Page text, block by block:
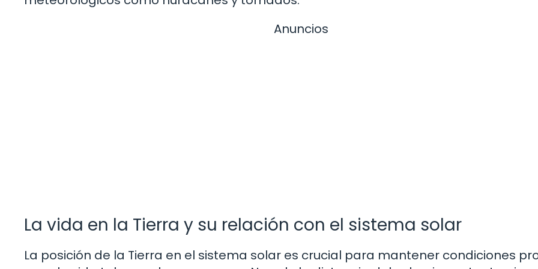
Anuncios
La vida en la Tierra y su relación con el sistema solar
La posición de la Tierra en el sistema solar es crucial para mantener condiciones